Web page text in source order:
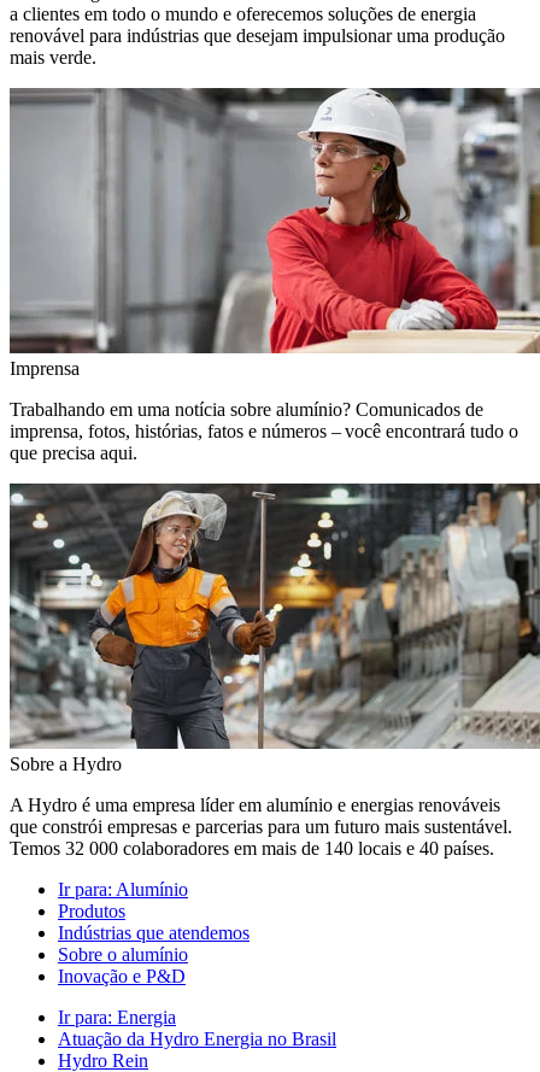
a clientes em todo o mundo e oferecemos soluções de energia
renovável para indústrias que desejam impulsionar uma produção
mais verde.
Imprensa
Trabalhando em uma notícia sobre alumínio? Comunicados de
imprensa, fotos, histórias, fatos e números – você encontrará tudo o
que precisa aqui.
Sobre a Hydro
A Hydro é uma empresa líder em alumínio e energias renováveis
que constrói empresas e parcerias para um futuro mais sustentável.
Temos 32 000 colaboradores em mais de 140 locais e 40 países.
Ir para: Alumínio
Produtos
Indústrias que atendemos
Sobre o alumínio
Inovação e P&D
Ir para: Energia
Atuação da Hydro Energia no Brasil
Hydro Rein